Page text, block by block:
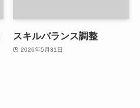
スキルバランス調整
2026年5月31日